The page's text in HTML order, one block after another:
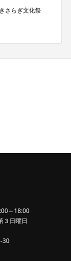
さらぎ文化祭
～18:00
３日曜日
30